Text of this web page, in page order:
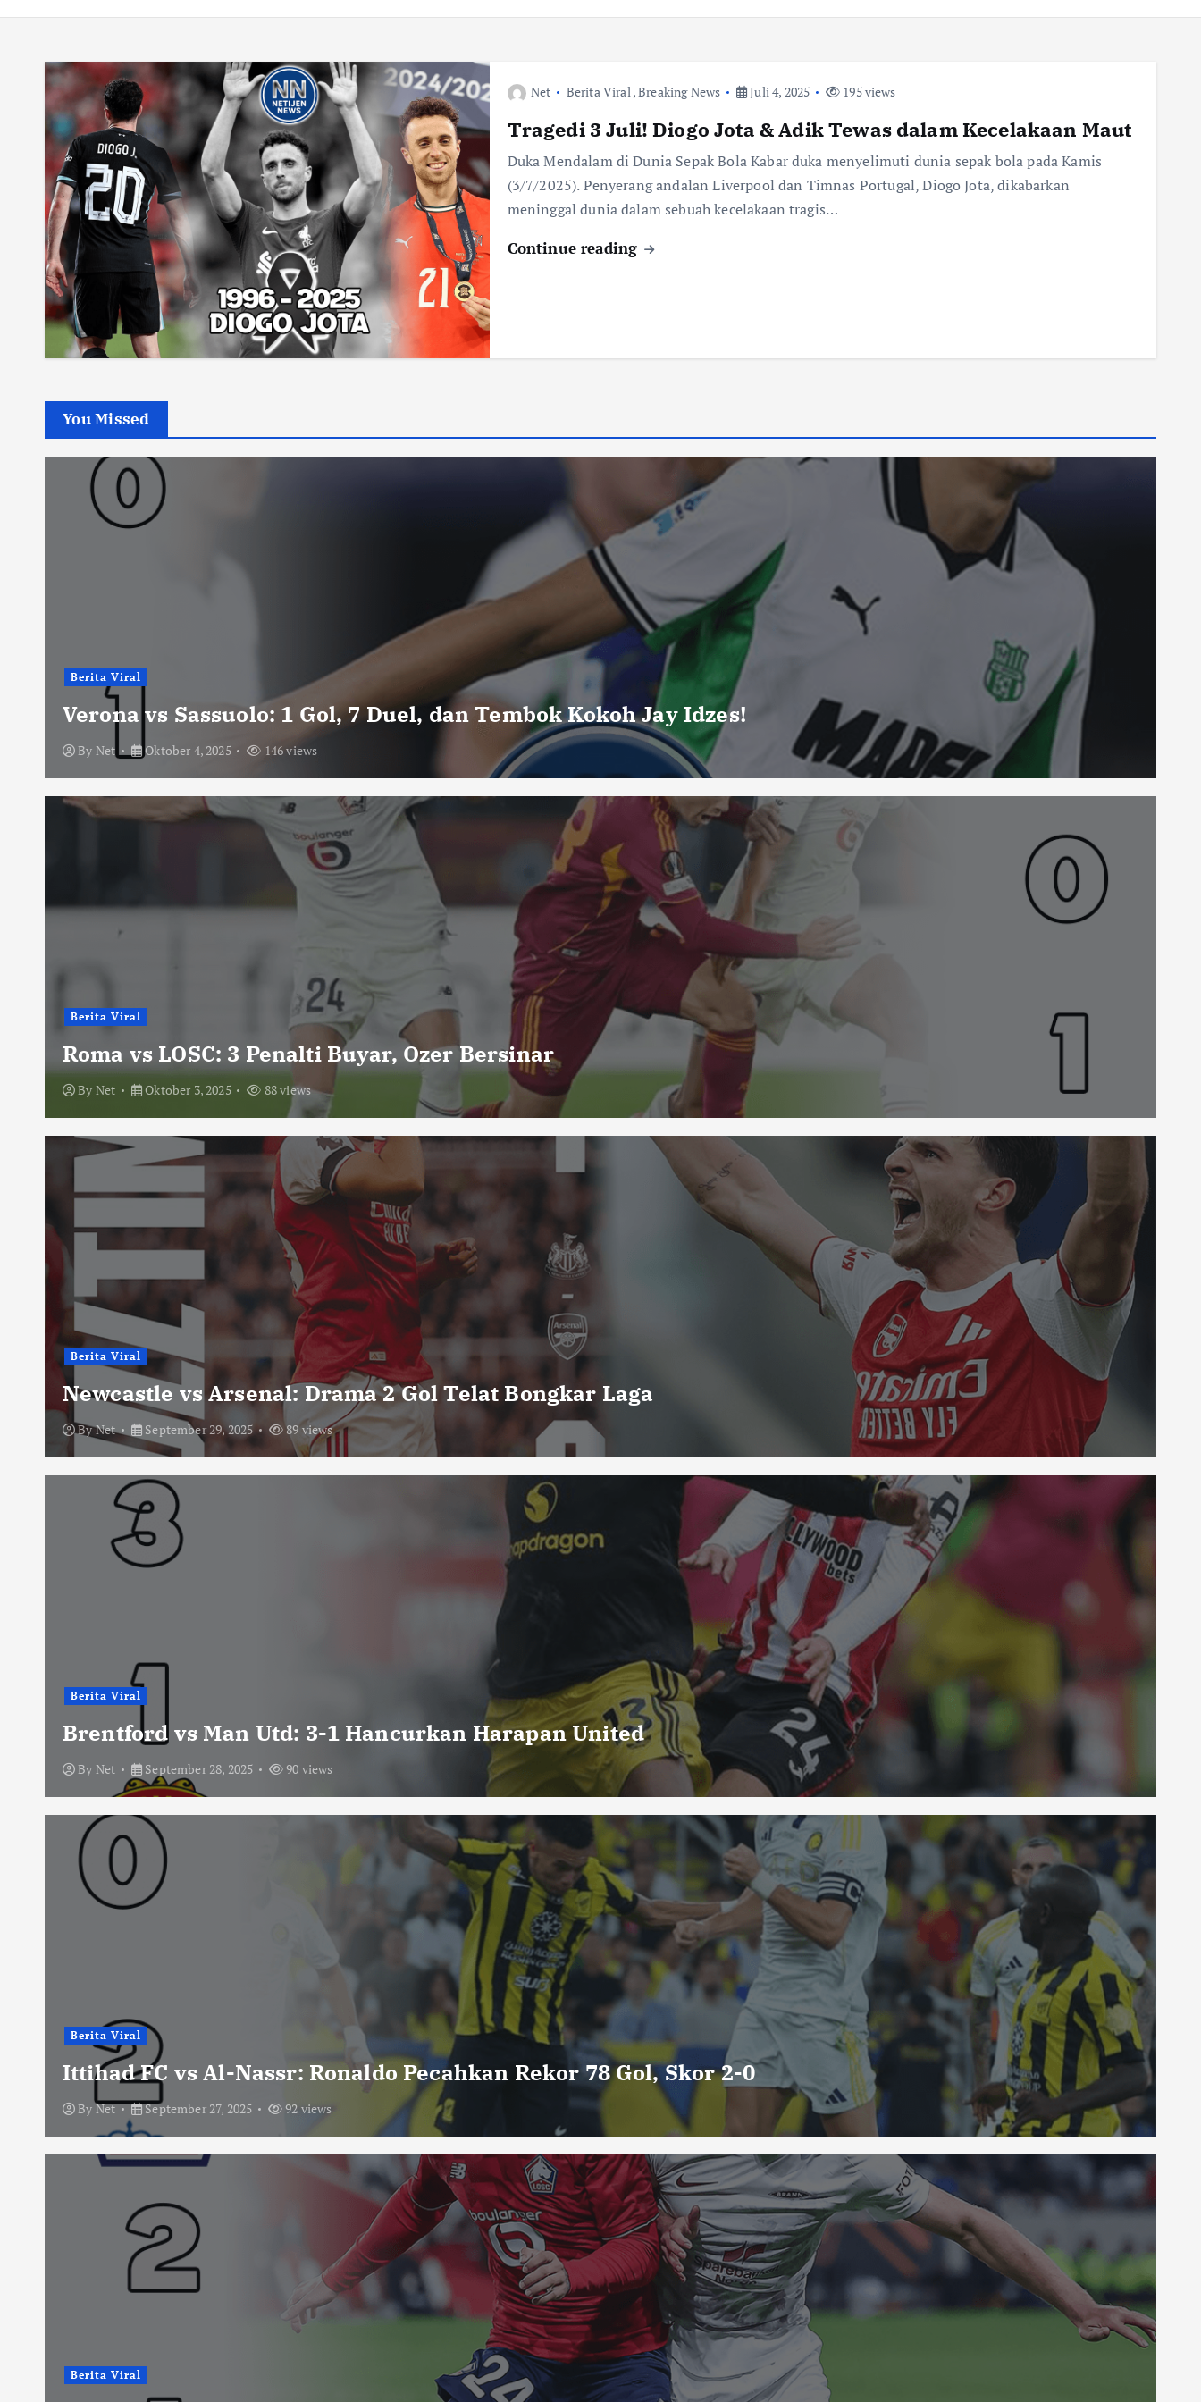
Net Berita Viral,Breaking News Juli 4, 2025 195 views
Tragedi 3 Juli! Diogo Jota & Adik Tewas dalam Kecelakaan Maut
Duka Mendalam di Dunia Sepak Bola Kabar duka menyelimuti dunia sepak bola pada Kamis
(3/7/2025). Penyerang andalan Liverpool dan Timnas Portugal, Diogo Jota, dikabarkan
meninggal dunia dalam sebuah kecelakaan tragis…
Continue reading
You Missed
Berita Viral
Verona vs Sassuolo: 1 Gol, 7 Duel, dan Tembok Kokoh Jay Idzes!
By Net Oktober 4, 2025 146 views
Berita Viral
Roma vs LOSC: 3 Penalti Buyar, Ozer Bersinar
By Net Oktober 3, 2025 88 views
Berita Viral
Newcastle vs Arsenal: Drama 2 Gol Telat Bongkar Laga
ByNet September 29, 2025 89 views
Berita Viral
Brentford vs Man Utd: 3-1 Hancurkan Harapan United
By Net September 28, 2025 90 views
Berita Viral
Ittihad FC vs Al-Nassr: Ronaldo Pecahkan Rekor 78 Gol, Skor 2-0
ByNet September 27, 2025 92 views
Berita Viral